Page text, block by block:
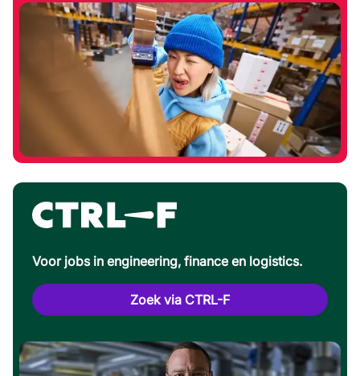
Voor jobs in engineering, finance en logistics.
Zoek via CTRL-F